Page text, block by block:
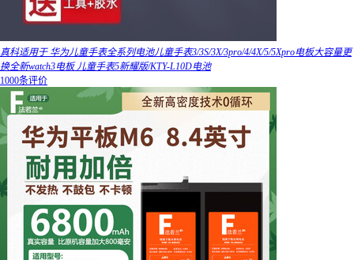
真科适用于 华为儿童手表全系列电池儿童手表3/3S/3X/3pro/4/4X/5/5Xpro电板大容量更
换全新watch3电板 儿童手表5新耀版/KTY-L10D电池
1000条评价